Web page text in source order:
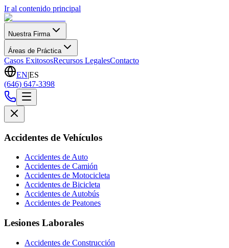
Ir al contenido principal
Nuestra Firma
Áreas de Práctica
Casos ExitososRecursos LegalesContacto
EN|ES
(646) 647-3398
Accidentes de Vehículos
Accidentes de Auto
Accidentes de Camión
Accidentes de Motocicleta
Accidentes de Bicicleta
Accidentes de Autobús
Accidentes de Peatones
Lesiones Laborales
Accidentes de Construcción